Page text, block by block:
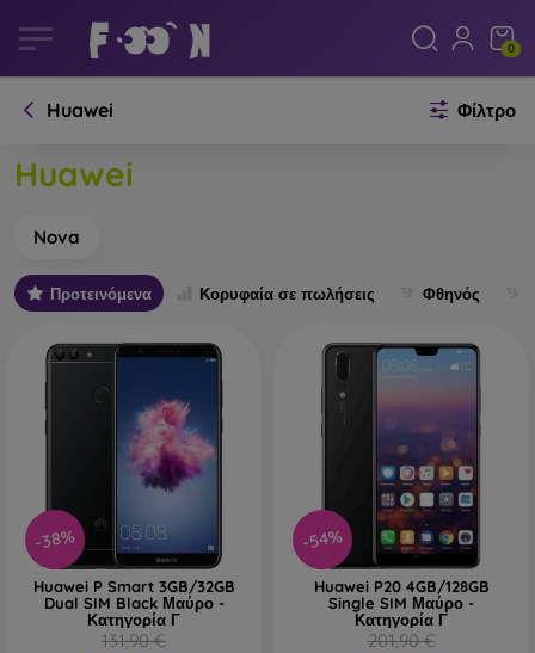
0
Huawei Φίλτρο
Huawei
Nova
Προτεινόμενα Κορυφαία σε πωλήσεις Φθηνός
-38%
Huawei P Smart 3GB/32GB
Dual SIM Black Μαύρο -
Κατηγορία Γ
131,90 €
-54%
Huawei P20 4GB/128GB
Single SIM Μαύρο -
Κατηγορία Γ
201,90 €